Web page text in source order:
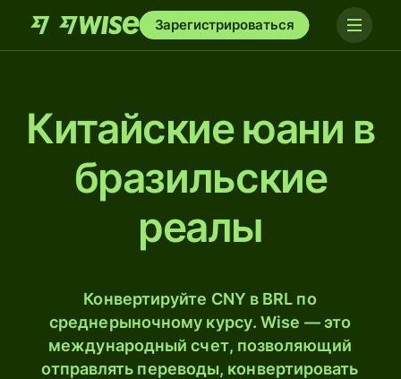
Зарегистрироваться
Китайские юани в
бразильские
реалы
Конвертируйте CNY в BRL по
среднерыночному курсу. Wise — это
международный счет, позволяющий
отправлять переводы, конвертировать